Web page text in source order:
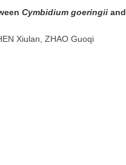
Cymbidium goeringii and
Xiulan, ZHAO Guoqi